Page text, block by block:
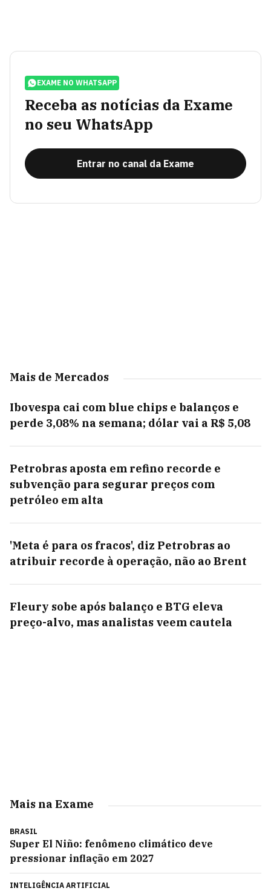
EXAME NO WHATSAPP
Receba as notícias da Exame
no seu WhatsApp
Entrar no canal da Exame
Mais de Mercados
Ibovespa cai com blue chips e balanços e
perde 3,08% na semana; dólar vai a R$ 5,08
Petrobras aposta em refino recorde e
subvenção para segurar preços com
petróleo em alta
'Meta é para os fracos', diz Petrobras ao
atribuir recorde à operação, não ao Brent
Fleury sobe após balanço e BTG eleva
preço-alvo, mas analistas veem cautela
Mais na Exame
BRASIL
Super El Niño: fenômeno climático deve
pressionar inflação em 2027
INTELIGÊNCIA ARTIFICIAL